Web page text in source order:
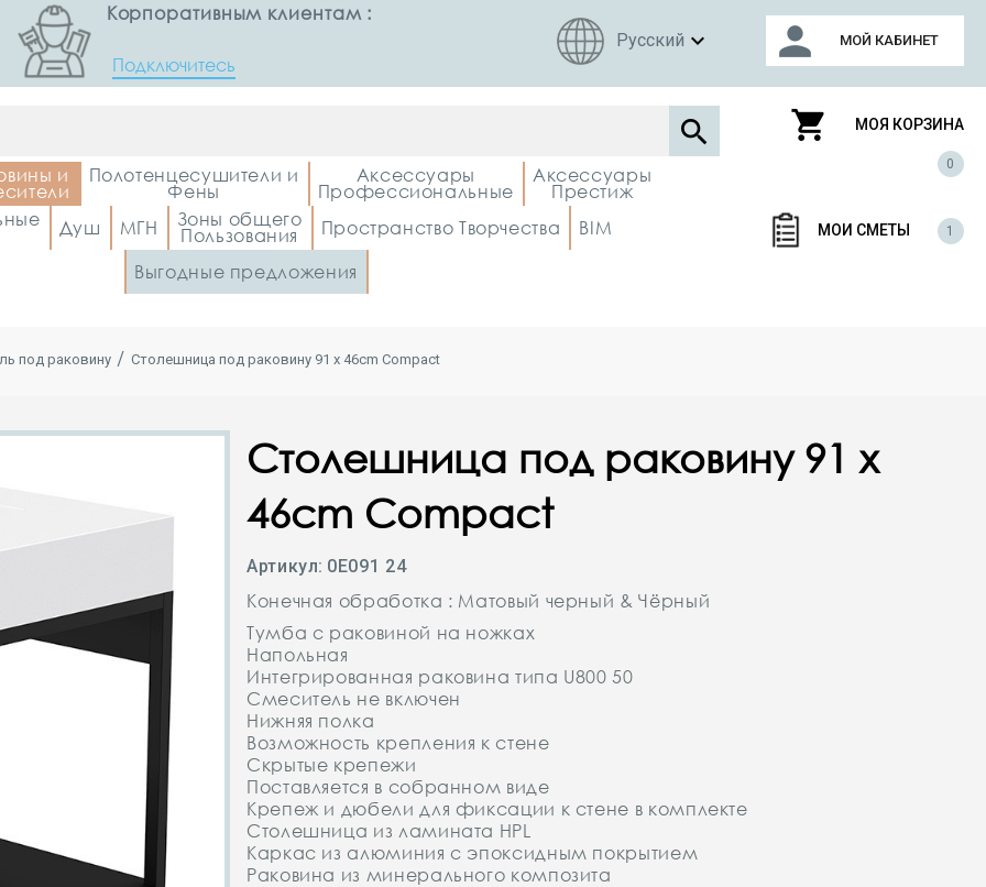
Корпоративным клиентам :
Подключитесь
Русский expand_more person МОЙ КАБИНЕТ

и Полотенцесушители и
Фены
Аксессуары
Профессиональные
Аксессуары
Престиж
Душ МГН Зоны общего
Пользования Пространство Творчества
BIM
Выгодные предложения
shopping_cart МОЯ КОРЗИНА
0
МОИ СМЕТЫ 1
под раковину Cтолешница под раковину 91 x 46cm Compact
Cтолешница под раковину 91 x
46cm Compact
Артикул: 0E091 24
Конечная обработка : Матовый черный & Чёрный
Тумба с раковиной на ножках
Напольная
Интегрированная раковина типа U800 50
Смеситель не включен
Нижняя полка
Возможность крепления к стене
Скрытые крепежи
Поставляется в собранном виде
Крепеж и дюбели для фиксации к стене в комплекте
Столешница из ламината HPL
Каркас из алюминия с эпоксидным покрытием
Раковина из минерального композита